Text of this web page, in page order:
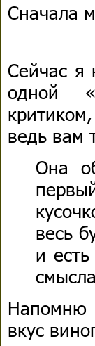
Сначала
Сейчас я
одной
ведь вам
Она
весь
и
смысла
Напомню
вкус